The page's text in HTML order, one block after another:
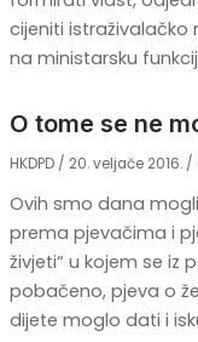
cijeniti istraživalačko
na ministarsku
O tome se ne
HKDPD / 20. veljače 2016. /
Ovih smo dana
prema pjevačima i
živjeti“ u kojem se iz
pobačeno, pjeva o
dijete moglo dati i